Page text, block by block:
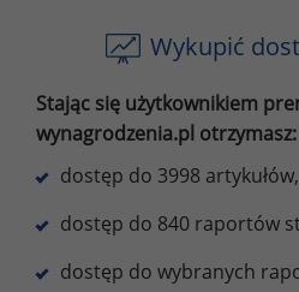
Wykupić
Stając się użytkownikiem
wynagrodzenia.pl otrzymasz:
dostęp do 3998 artykułów,
dostęp do 840 raportów
dostęp do wybranych